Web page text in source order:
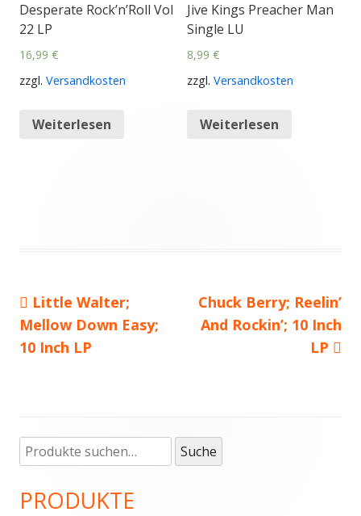
Desperate Rock’n’Roll Vol
22 LP
16,99 €
zzgl. Versandkosten
Weiterlesen
Jive Kings Preacher Man
Single LU
8,99 €
zzgl. Versandkosten
Weiterlesen
Beitragsnavigation
Vorheriger
Beitrag:
Little Walter;
Mellow Down Easy;
10 Inch LP
Nächster
Beitrag
Chuck Berry; Reelin’
And Rockin’; 10 Inch
LP
Haupt-
Seitenleiste
Suche
nach:
Suche
PRODUKTE